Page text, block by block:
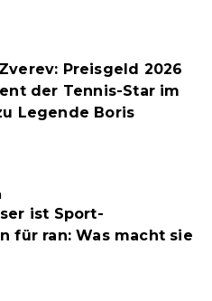
Preisgeld 2026
der Tennis-Star im
Legende Boris
ist Sport-
für ran: Was macht sie